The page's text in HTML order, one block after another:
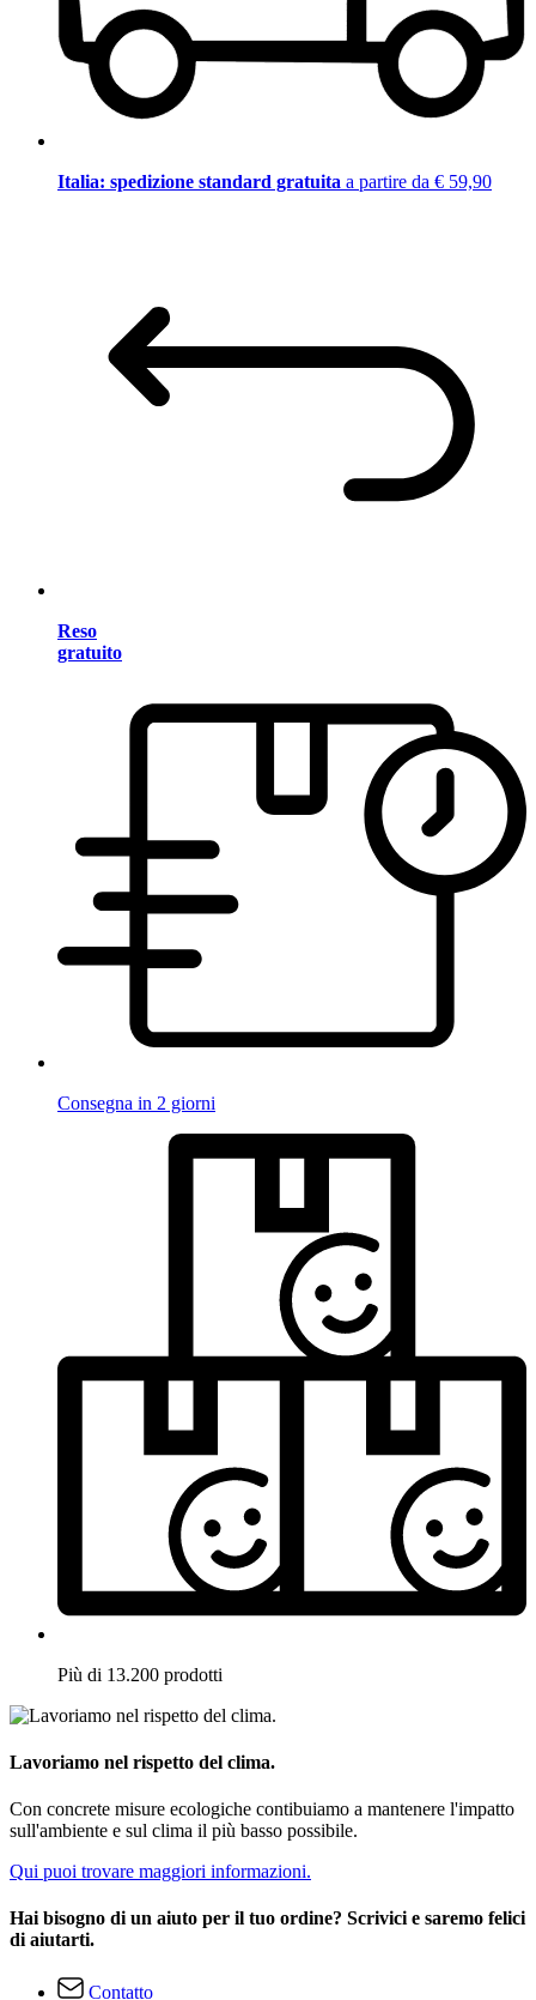
Italia: spedizione standard gratuita a partire da € 59,90
Reso
gratuito
Consegna in 2 giorni
Più di 13.200 prodotti
Lavoriamo nel rispetto del clima.
Con concrete misure ecologiche contibuiamo a mantenere l'impatto
sull'ambiente e sul clima il più basso possibile.
Qui puoi trovare maggiori informazioni.
Hai bisogno di un aiuto per il tuo ordine? Scrivici e saremo felici
di aiutarti.
Contatto